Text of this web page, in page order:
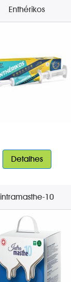
Enthérikos
Detalhes
intramasthe-10